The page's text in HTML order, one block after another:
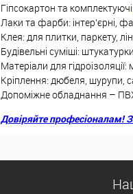
Гіпсокартон та комплектуючі:
Лаки та фарби: інтер'єрні,
Клея: для плитки, паркету,
Будівельні суміші:
Матеріали для
Кріплення: дюбеля, шурупи,
Допоміжне обладнання –
Довіряйте професіоналам!